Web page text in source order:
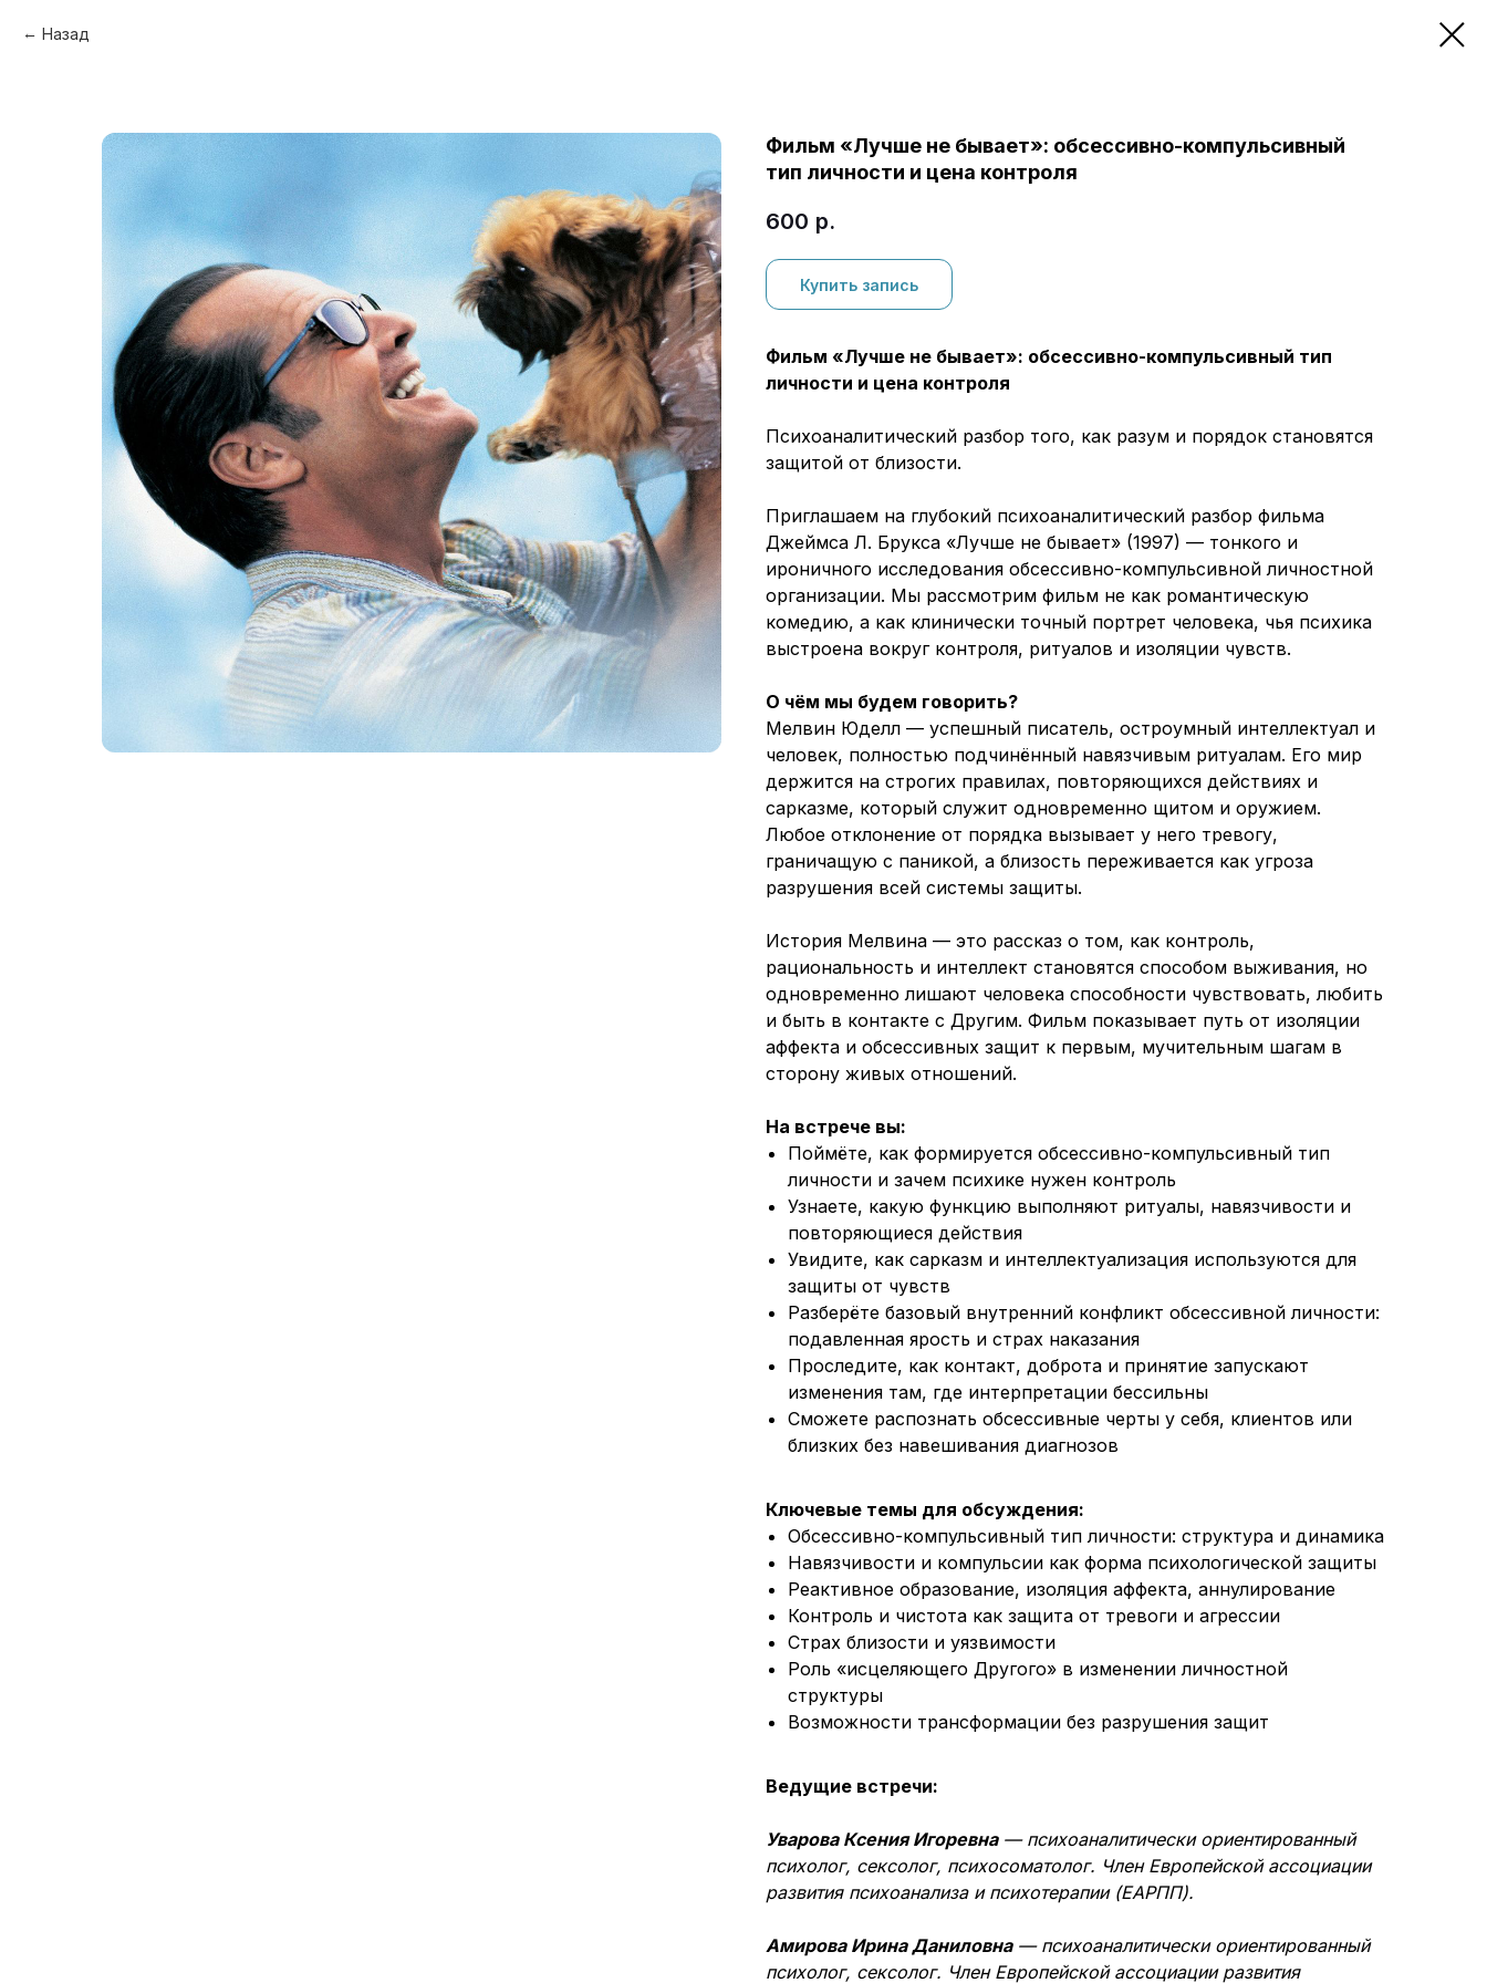
Назад
Фильм «Лучше не бывает»: обсессивно-компульсивный
тип личности и цена контроля
600 р.
Купить запись
Фильм «Лучше не бывает»: обсессивно-компульсивный тип
личности и цена контроля
Психоаналитический разбор того, как разум и порядок становятся
защитой от близости.
Приглашаем на глубокий психоаналитический разбор фильма
Джеймса Л. Брукса «Лучше не бывает» (1997) — тонкого и
ироничного исследования обсессивно-компульсивной личностной
организации. Мы рассмотрим фильм не как романтическую
комедию, а как клинически точный портрет человека, чья психика
выстроена вокруг контроля, ритуалов и изоляции чувств.
О чём мы будем говорить?
Мелвин Юделл — успешный писатель, остроумный интеллектуал и
человек, полностью подчинённый навязчивым ритуалам. Его мир
держится на строгих правилах, повторяющихся действиях и
сарказме, который служит одновременно щитом и оружием.
Любое отклонение от порядка вызывает у него тревогу,
граничащую с паникой, а близость переживается как угроза
разрушения всей системы защиты.
История Мелвина — это рассказ о том, как контроль,
рациональность и интеллект становятся способом выживания, но
одновременно лишают человека способности чувствовать, любить
и быть в контакте с Другим. Фильм показывает путь от изоляции
аффекта и обсессивных защит к первым, мучительным шагам в
сторону живых отношений.
На встрече вы:
Поймёте, как формируется обсессивно-компульсивный тип
личности и зачем психике нужен контроль
Узнаете, какую функцию выполняют ритуалы, навязчивости и
повторяющиеся действия
Увидите, как сарказм и интеллектуализация используются для
защиты от чувств
Разберёте базовый внутренний конфликт обсессивной личности:
подавленная ярость и страх наказания
Проследите, как контакт, доброта и принятие запускают
изменения там, где интерпретации бессильны
Сможете распознать обсессивные черты у себя, клиентов или
близких без навешивания диагнозов
Ключевые темы для обсуждения:
Обсессивно-компульсивный тип личности: структура и динамика
Навязчивости и компульсии как форма психологической защиты
Реактивное образование, изоляция аффекта, аннулирование
Контроль и чистота как защита от тревоги и агрессии
Страх близости и уязвимости
Роль «исцеляющего Другого» в изменении личностной
структуры
Возможности трансформации без разрушения защит
Ведущие встречи:
Уварова Ксения Игоревна— психоаналитически ориентированный
психолог, сексолог, психосоматолог. Член Европейской ассоциации
развития психоанализа и психотерапии (ЕАРПП).
Амирова Ирина Даниловна— психоаналитически ориентированный
психолог, сексолог. Член Европейской ассоциации развития